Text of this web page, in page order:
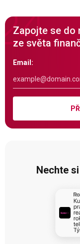
Zapojte se do
ze světa
Email:
Nechte